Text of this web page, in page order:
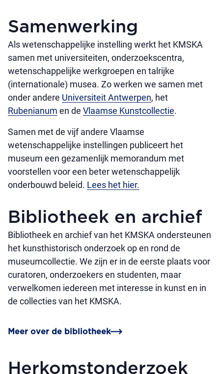
Samenwerking
Als wetenschappelijke instelling werkt het KMSKA
samen met universiteiten, onderzoekscentra,
wetenschappelijke werkgroepen en talrijke
(internationale) musea. Zo werken we samen met
onder andere Universiteit Antwerpen, het
Rubenianum en de Vlaamse Kunstcollectie.
Samen met de vijf andere Vlaamse
wetenschappelijke instellingen publiceert het
museum een gezamenlijk memorandum met
voorstellen voor een beter wetenschappelijk
onderbouwd beleid. Lees het hier.
Bibliotheek en archief
Bibliotheek en archief van het KMSKA ondersteunen
het kunsthistorisch onderzoek op en rond de
museumcollectie. We zijn er in de eerste plaats voor
curatoren, onderzoekers en studenten, maar
verwelkomen iedereen met interesse in kunst en in
de collecties van het KMSKA.
Meer over de bibliotheek
Herkomstonderzoek